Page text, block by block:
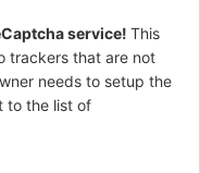
service! This
trackers that are not
needs to setup the
to the list of